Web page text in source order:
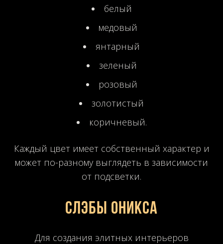
белый
медовый
янтарный
зеленый
розовый
золотистый
коричневый.
Каждый цвет имеет собственный характер и
может по-разному выглядеть в зависимости
от подсветки.
Слэбы оникса
Для создания элитных интерьеров